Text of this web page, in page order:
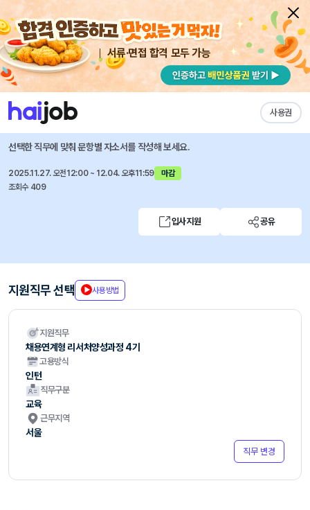
서류·면접 합격 모두 가능
사용권
채용공고 자소서 자유항목 자소서 내 작성목록
한국조사협회 즐겨찾기
채용연계형 리서처 양성 과정
선택한 직무에 맞춰 문항별 자소서를 작성해 보세요.
2025.11.27. 오전12:00 ~ 12.04. 오후11:59
마감
조회수 409
입사지원 공유
지원직무 선택 사용방법
지원직무
채용연계형 리서처양성과정 4기
고용방식
인턴
직무구분
교육
근무지역
서울
직무 변경